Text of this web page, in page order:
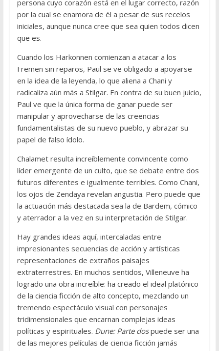
persona cuyo corazón está en el lugar correcto, razón
por la cual se enamora de él a pesar de sus recelos
iniciales, aunque nunca cree que sea quien todos dicen
que es.
Cuando los Harkonnen comienzan a atacar a los
Fremen sin reparos, Paul se ve obligado a apoyarse
en la idea de la leyenda, lo que aliena a Chani y
radicaliza aún más a Stilgar. En contra de su buen juicio,
Paul ve que la única forma de ganar puede ser
manipular y aprovecharse de las creencias
fundamentalistas de su nuevo pueblo, y abrazar su
papel de falso ídolo.
Chalamet resulta increíblemente convincente como
líder emergente de un culto, que se debate entre dos
futuros diferentes e igualmente terribles. Como Chani,
los ojos de Zendaya revelan angustia. Pero puede que
la actuación más destacada sea la de Bardem, cómico
y aterrador a la vez en su interpretación de Stilgar.
Hay grandes ideas aquí, intercaladas entre
impresionantes secuencias de acción y artísticas
representaciones de extraños paisajes
extraterrestres. En muchos sentidos, Villeneuve ha
logrado una obra increíble: ha creado el ideal platónico
de la ciencia ficción de alto concepto, mezclando un
tremendo espectáculo visual con personajes
tridimensionales que encarnan complejas ideas
políticas y espirituales. Dune: Parte dospuede ser una
de las mejores películas de ciencia ficción jamás